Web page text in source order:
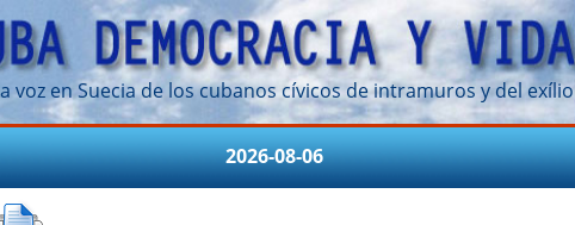
voz en Suecia de los cubanos cívicos de intramuros y del exílio
2026-08-06